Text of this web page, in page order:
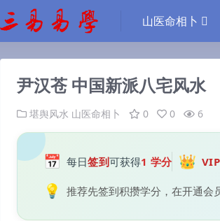
山医命相卜
尹汉苍 中国新派八宅风水
堪舆风水 山医命相卜 0 0 6
📅 每日签到可获得1 学分 👑
💡 推荐先签到积攒学分，在开通会